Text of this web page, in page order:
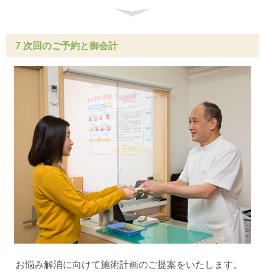
7 次回のご予約と御会計
お悩み解消に向けて施術計画のご提案をいたします。